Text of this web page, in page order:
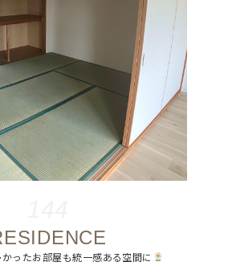
ったお部屋も統一感ある空間に